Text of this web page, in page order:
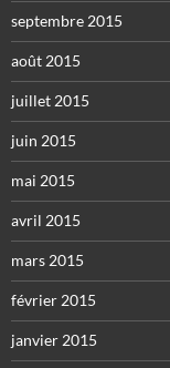
septembre 2015
août 2015
juillet 2015
juin 2015
mai 2015
avril 2015
mars 2015
février 2015
janvier 2015